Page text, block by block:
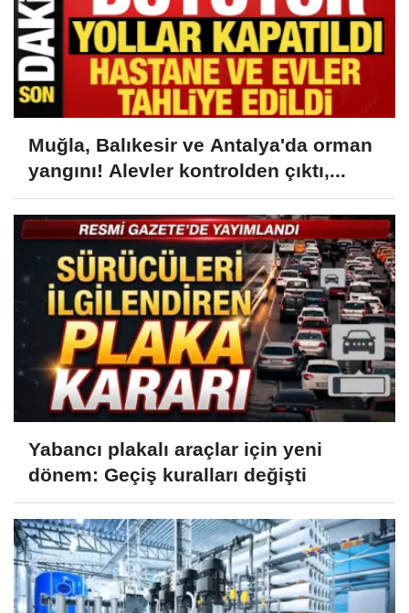
Muğla, Balıkesir ve Antalya'da orman
yangını! Alevler kontrolden çıktı,...
Yabancı plakalı araçlar için yeni
dönem: Geçiş kuralları değişti